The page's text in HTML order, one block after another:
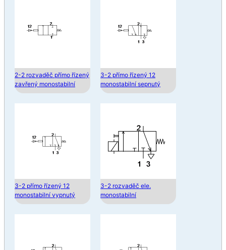
2-2 rozvaděč přímo řízený
zavřený monostabilní
3-2 přímo řízený 12
monostabilní sepnutý
3-2 přímo řízený 12
monostabilní vypnutý
3-2 rozvaděč ele.
monostabilní